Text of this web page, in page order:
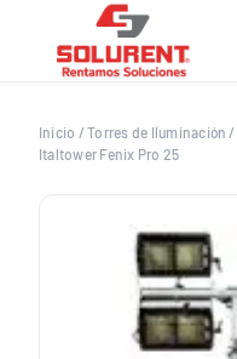
contenido
Inicio /Torres de Iluminación /
Italtower Fenix Pro 25